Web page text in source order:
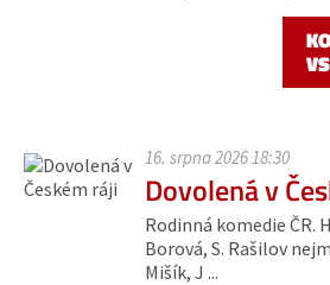
16. srpna 2026 18:30
Dovolená v
Rodinná komedie ČR.
Borová, S. Rašilov
Mišík, J ...